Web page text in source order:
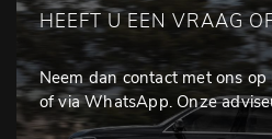
HEEFT U EEN VRAAG
Neem dan contact met ons
of via WhatsApp. Onze